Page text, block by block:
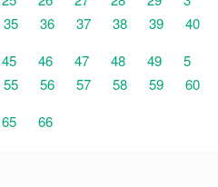
35 36 37 38 39
40
45 46 47 48 49
5
55 56 57 58 59
60
65 66